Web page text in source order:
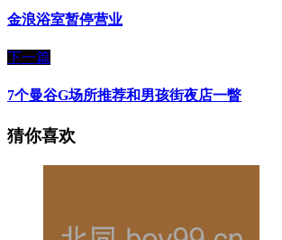
金浪浴室暂停营业
下一篇
7个曼谷G场所推荐和男孩街夜店一瞥
猜你喜欢